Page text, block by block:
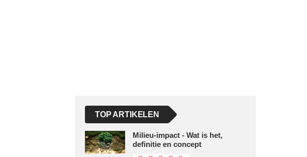
TOP ARTIKELEN
Milieu-impact - Wat is het,
definitie en concept